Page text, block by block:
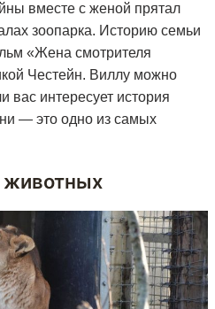
вместе с женой прятал
зоопарка. Историю семьи
«Жена смотрителя
Честейн. Виллу можно
вас интересует история
— это одно из самых
животных